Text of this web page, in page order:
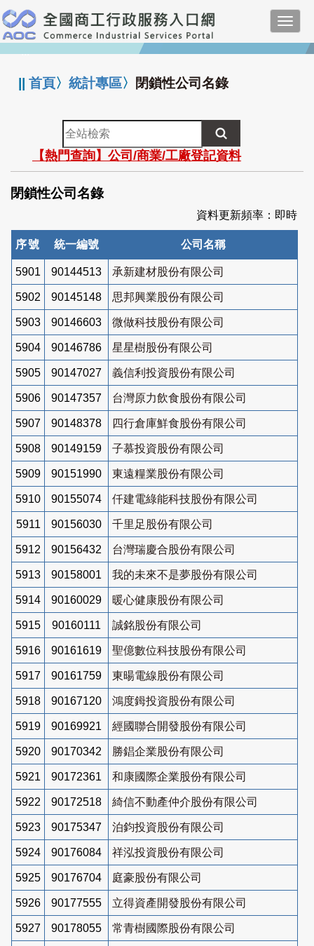
跳
到
主
要
:::
||首頁〉統計專區〉 閉鎖性公司名錄
全
站
檢
索
【熱門查詢】公司/商業/工廠登記資料
閉鎖性公司名錄
資料更新頻率：即時
序號 統一編號 公司名稱
5901 90144513 承新建材股份有限公司
5902 90145148 思邦興業股份有限公司
5903 90146603 微做科技股份有限公司
5904 90146786 星星樹股份有限公司
5905 90147027 義信利投資股份有限公司
5906 90147357 台灣原力飲食股份有限公司
5907 90148378 四行倉庫鮮食股份有限公司
5908 90149159 子慕投資股份有限公司
5909 90151990 東遠糧業股份有限公司
5910 90155074 仟建電綠能科技股份有限公司
5911 90156030 千里足股份有限公司
5912 90156432 台灣瑞慶合股份有限公司
5913 90158001 我的未來不是夢股份有限公司
5914 90160029 暖心健康股份有限公司
5915 90160111 誠銘股份有限公司
5916 90161619 聖億數位科技股份有限公司
5917 90161759 東暘電線股份有限公司
5918 90167120 鴻度鉧投資股份有限公司
5919 90169921 經國聯合開發股份有限公司
5920 90170342 勝錩企業股份有限公司
5921 90172361 和康國際企業股份有限公司
5922 90172518 綺信不動產仲介股份有限公司
5923 90175347 泊鈞投資股份有限公司
5924 90176084 祥泓投資股份有限公司
5925 90176704 庭豪股份有限公司
5926 90177555 立得資產開發股份有限公司
5927 90178055 常青樹國際股份有限公司